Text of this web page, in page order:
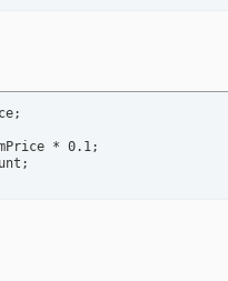
* 0.1;